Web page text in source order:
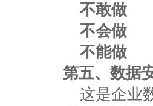
不敢做
不会做
不能做
第五、数据
这是企业